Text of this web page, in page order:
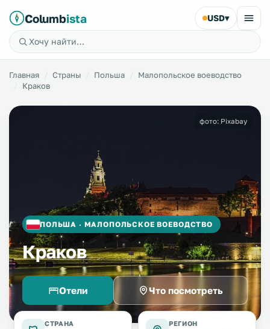
Columbista USD▾
Главная Страны Польша
Малопольское воеводство
Краков
ПОЛЬША · МАЛОПОЛЬСКОЕ ВОЕВОДСТВО
Краков
Отели Что посмотреть
фото: Pixabay
СТРАНА РЕГИОН